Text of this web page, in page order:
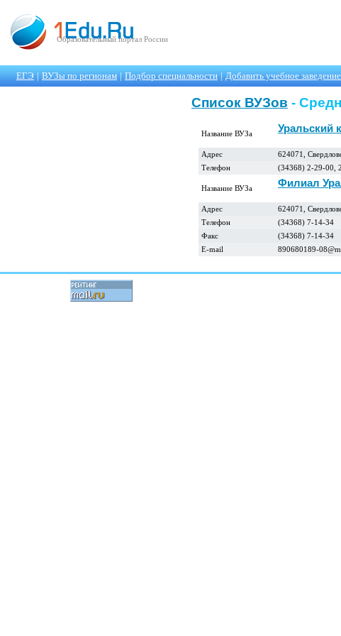
Образовательный портал России
ЕГЭ | ВУЗы по регионам | Подбор специальности | Добавить учебное заведение
Список ВУЗов -
Название ВУЗа Уральский
Адрес
624071,
Телефон
(34368) 2-29-00,
Название ВУЗа Филиал
Адрес
624071,
Телефон
(34368) 7-14-34
Факс
(34368) 7-14-34
E-mail
890680189-